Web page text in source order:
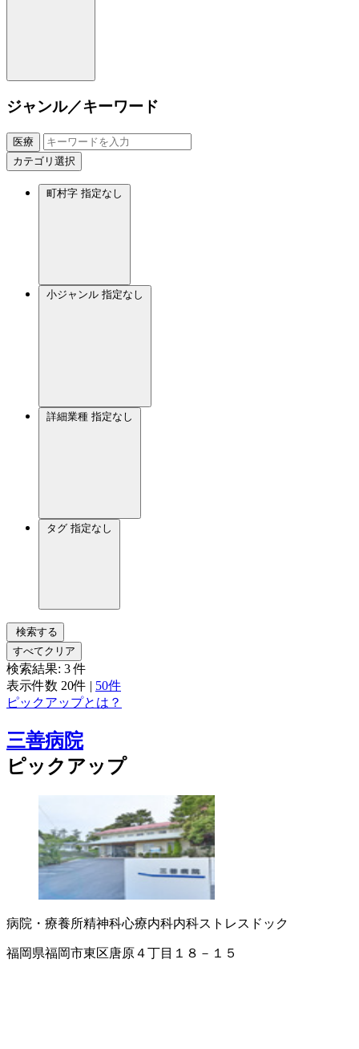
ジャンル／キーワード
医療
カテゴリ選択
町村字 指定なし
小ジャンル 指定なし
詳細業種 指定なし
タグ 指定なし
検索する
すべてクリア
検索結果: 3 件
表示件数 20件 | 50件
ピックアップとは？
三善病院
ピックアップ
病院・療養所精神科心療内科内科ストレスドック
福岡県福岡市東区唐原４丁目１８－１５